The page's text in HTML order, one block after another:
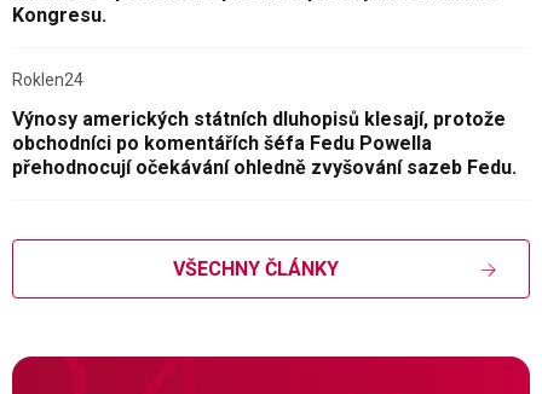
Kongresu.
Roklen24
Výnosy amerických státních dluhopisů klesají, protože
obchodníci po komentářích šéfa Fedu Powella
přehodnocují očekávání ohledně zvyšování sazeb Fedu.
VŠECHNY ČLÁNKY